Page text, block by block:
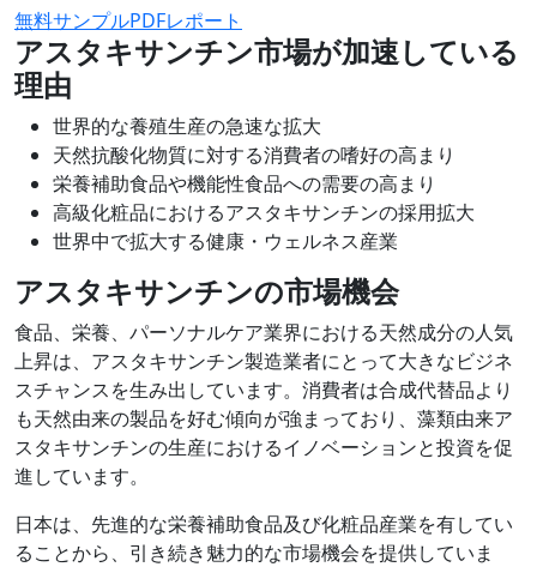
無料サンプルPDFレポート
アスタキサンチン市場が加速している
理由
世界的な養殖生産の急速な拡大
天然抗酸化物質に対する消費者の嗜好の高まり
栄養補助食品や機能性食品への需要の高まり
高級化粧品におけるアスタキサンチンの採用拡大
世界中で拡大する健康・ウェルネス産業
アスタキサンチンの市場機会
食品、栄養、パーソナルケア業界における天然成分の人気
上昇は、アスタキサンチン製造業者にとって大きなビジネ
スチャンスを生み出しています。消費者は合成代替品より
も天然由来の製品を好む傾向が強まっており、藻類由来ア
スタキサンチンの生産におけるイノベーションと投資を促
進しています。
日本は、先進的な栄養補助食品及び化粧品産業を有してい
ることから、引き続き魅力的な市場機会を提供していま